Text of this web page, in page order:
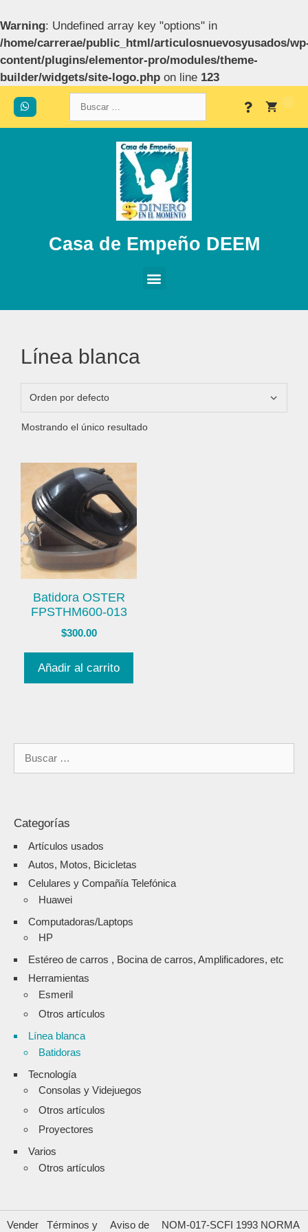
Warning: Undefined array key "options" in
/home/carrerae/public_html/articulosnuevosyusados/
content/plugins/elementor-pro/modules/theme-
builder/widgets/site-logo.php on line 123
Casa de Empeño DEEM
Línea blanca
Mostrando el único resultado
Batidora OSTER
FPSTHM600-013
$300.00
Añadir al carrito
Categorías
Artículos usados
Autos, Motos, Bicicletas
Celulares y Compañía Telefónica
Huawei
Computadoras/Laptops
HP
Estéreo de carros , Bocina de carros, Amplificadores, etc
Herramientas
Esmeril
Otros artículos
Línea blanca
Batidoras
Tecnología
Consolas y Videjuegos
Otros artículos
Proyectores
Varios
Otros artículos
Vender Términos y Aviso de NOM-017-SCFI 1993 NORMA